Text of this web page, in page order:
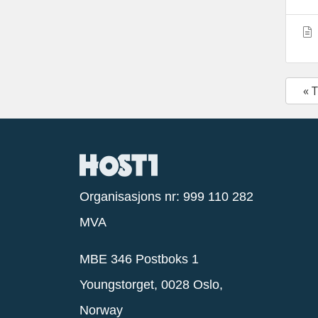
«
Organisasjons nr: 999 110 282
MVA
MBE 346 Postboks 1
Youngstorget, 0028 Oslo,
Norway